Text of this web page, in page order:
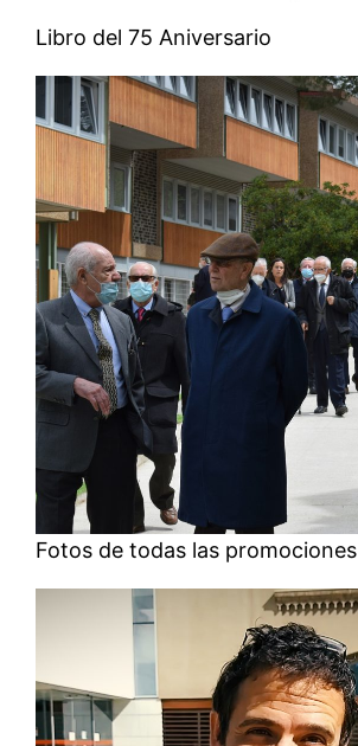
Libro del 75 Aniversario
Fotos de todas las promociones